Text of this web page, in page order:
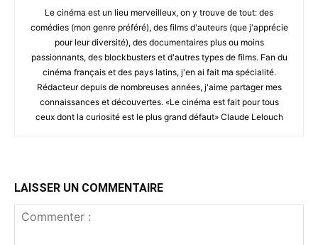
Le cinéma est un lieu merveilleux, on y trouve de tout: des
comédies (mon genre préféré), des films d'auteurs (que j'apprécie
pour leur diversité), des documentaires plus ou moins
passionnants, des blockbusters et d'autres types de films. Fan du
cinéma français et des pays latins, j'en ai fait ma spécialité.
Rédacteur depuis de nombreuses années, j'aime partager mes
connaissances et découvertes. «Le cinéma est fait pour tous
ceux dont la curiosité est le plus grand défaut» Claude Lelouch
LAISSER UN COMMENTAIRE